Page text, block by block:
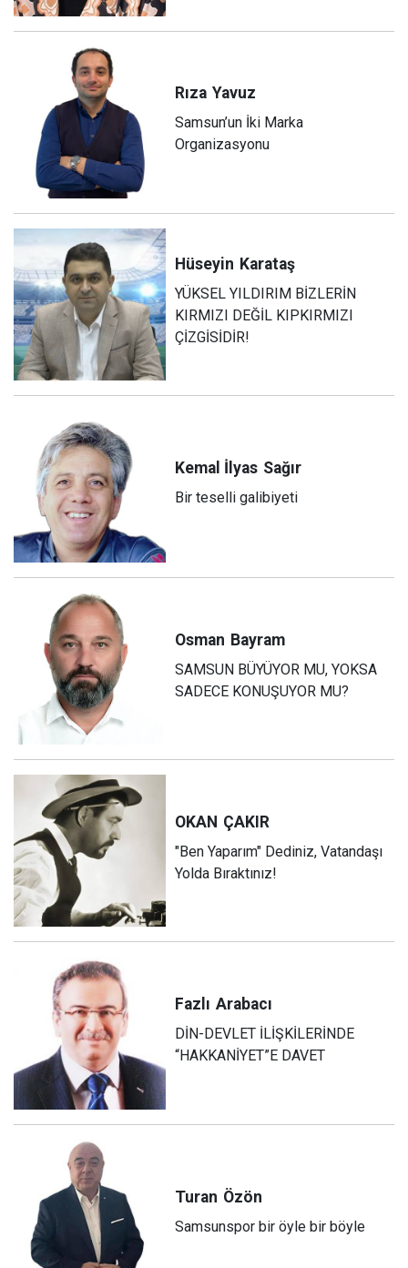
Rıza Yavuz
Samsun’un İki Marka
Organizasyonu
Hüseyin Karataş
YÜKSEL YILDIRIM BİZLERİN
KIRMIZI DEĞİL KIPKIRMIZI
ÇİZGİSİDİR!
Kemal İlyas Sağır
Bir teselli galibiyeti
Osman Bayram
SAMSUN BÜYÜYOR MU, YOKSA
SADECE KONUŞUYOR MU?
OKAN ÇAKIR
"Ben Yaparım" Dediniz, Vatandaşı
Yolda Bıraktınız!
Fazlı Arabacı
DİN-DEVLET İLİŞKİLERİNDE
“HAKKANİYET”E DAVET
Turan Özön
Samsunspor bir öyle bir böyle